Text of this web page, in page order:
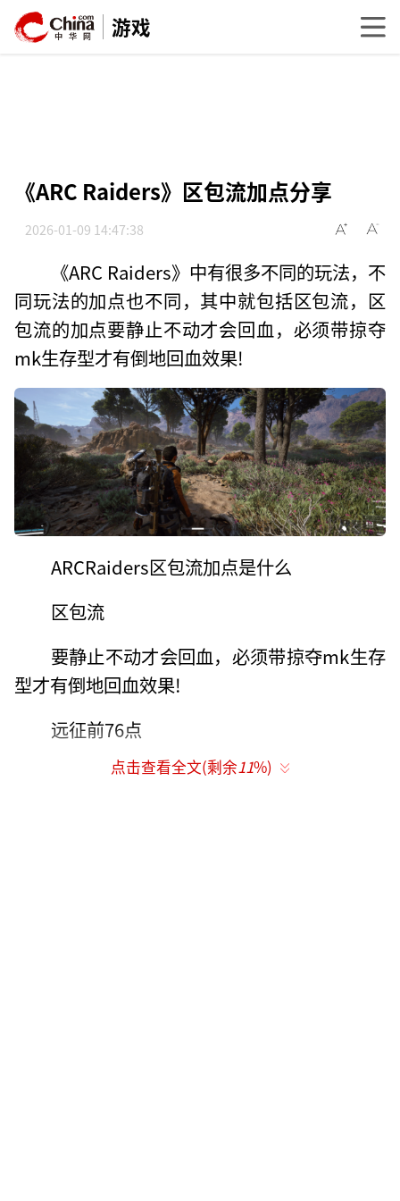
游戏
《ARC Raiders》区包流加点分享
2026-01-09 14:47:38
《ARC Raiders》中有很多不同的玩法，不
同玩法的加点也不同，其中就包括区包流，区
包流的加点要静止不动才会回血，必须带掠夺
mk生存型才有倒地回血效果!
ARCRaiders区包流加点是什么
区包流
要静止不动才会回血，必须带掠夺mk生存
型才有倒地回血效果!
远征前76点
远征后81点点击查看全文(剩余11%)